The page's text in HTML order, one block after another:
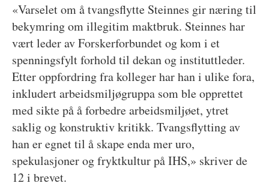
«Varselet om å tvangsflytte Steinnes gir næring til
bekymring om illegitim maktbruk. Steinnes har
vært leder av Forskerforbundet og kom i et
spenningsfylt forhold til dekan og instituttleder.
Etter oppfordring fra kolleger har han i ulike fora,
inkludert arbeidsmiljøgruppa som ble opprettet
med sikte på å forbedre arbeidsmiljøet, ytret
saklig og konstruktiv kritikk. Tvangsflytting av
han er egnet til å skape enda mer uro,
spekulasjoner og fryktkultur på IHS,» skriver de
12 i brevet.